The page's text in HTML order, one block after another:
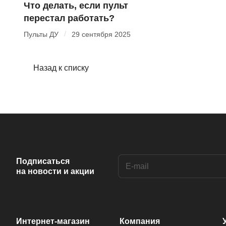
Что делать, если пульт
перестал работать?
Пульты ДУ / 29 сентября 2025
Назад к списку
Подписаться
на новости и акции
Интернет-магазин Компания